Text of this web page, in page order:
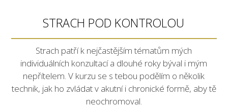
STRACH POD KONTROLOU
Strach patří k nejčastějším tématům mých
individuálních konzultací a dlouhé roky býval i mým
nepřítelem. V kurzu se s tebou podělím o několik
technik, jak ho zvládat v akutní i chronické formě, aby tě
neochromoval.